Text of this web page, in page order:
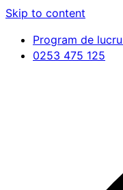
Skip to content
Program de
0253 475 125